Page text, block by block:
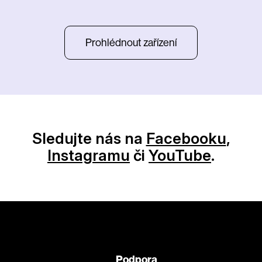
Prohlédnout zařízení
Sledujte nás na Facebooku,
Instagramu či YouTube.
Podpora